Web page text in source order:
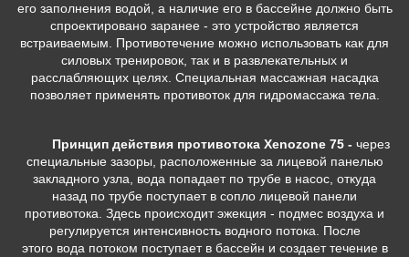
его заполнения водой, а наличие его в бассейне должно быть
спроектировано заранее - это устройство является
встраиваемым. Противотечение можно использовать как для
силовых тренировок, так и в развлекательных и
расслабляющих целях. Специальная массажная насадка
позволяет применять противоток для гидромассажа тела.
Принцип действия противотока Xenozone 75 - через
специальные зазоры, расположенные за лицевой панелью
закладного узла, вода попадает по трубе в насос, откуда
назад по трубе поступает в сопло лицевой панели
противотока. Здесь происходит эжекция - подмес воздуха и
регулируется интенсивность водного потока. После
этого вода потоком поступает в бассейн и создает течение в